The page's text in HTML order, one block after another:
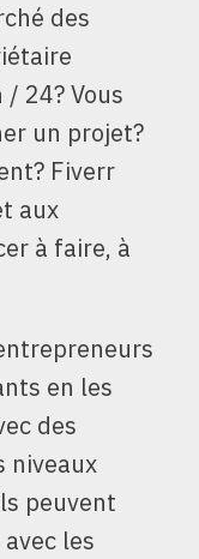
des
24? Vous
un projet?
Fiverr
aux
à faire, à
en les
des
niveaux
peuvent
les